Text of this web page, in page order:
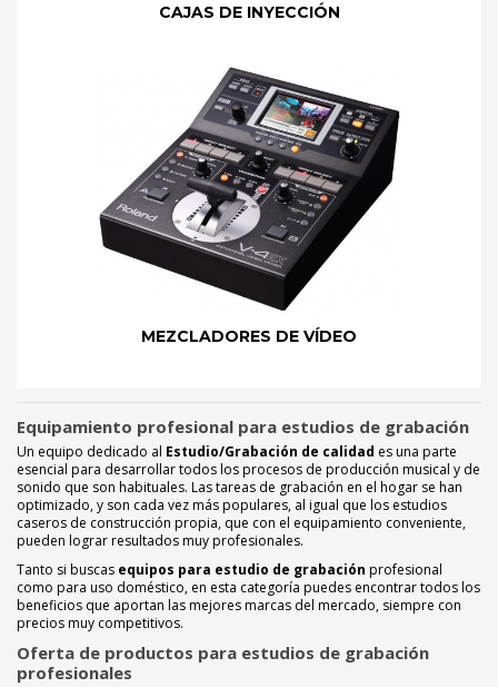
CAJAS DE INYECCIÓN
MEZCLADORES DE VÍDEO
Equipamiento profesional para estudios de grabación
Un equipo dedicado al Estudio/Grabación de calidad es una parte
esencial para desarrollar todos los procesos de producción musical y de
sonido que son habituales. Las tareas de grabación en el hogar se han
optimizado, y son cada vez más populares, al igual que los estudios
caseros de construcción propia, que con el equipamiento conveniente,
pueden lograr resultados muy profesionales.
Tanto si buscas equipos para estudio de grabación profesional
como para uso doméstico, en esta categoría puedes encontrar todos los
beneficios que aportan las mejores marcas del mercado, siempre con
precios muy competitivos.
Oferta de productos para estudios de grabación
profesionales